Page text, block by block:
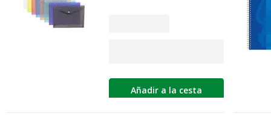
Añadir a la cesta